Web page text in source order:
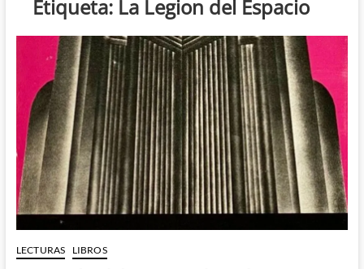
Etiqueta: La Legion del Espacio
LECTURAS LIBROS